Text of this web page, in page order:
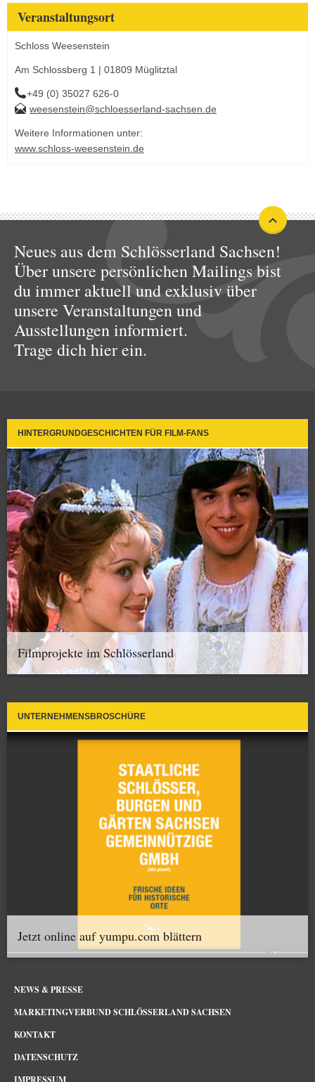
Veranstaltungsort
Schloss Weesenstein
Am Schlossberg 1 | 01809 Müglitztal
+49 (0) 35027 626-0
weesenstein@schloesserland-sachsen.de
Weitere Informationen unter:
www.schloss-weesenstein.de
Neues aus dem Schlösserland Sachsen!
Über unsere persönlichen Mailings bist
du immer aktuell und exklusiv über
unsere Veranstaltungen und
Ausstellungen informiert.
Trage dich hier ein.
HINTERGRUNDGESCHICHTEN FÜR FILM-FANS
Filmprojekte im Schlösserland
UNTERNEHMENSBROSCHÜRE
Jetzt online auf yumpu.com blättern
NEWS & PRESSE
MARKETINGVERBUND SCHLÖSSERLAND SACHSEN
KONTAKT
DATENSCHUTZ
IMPRESSUM